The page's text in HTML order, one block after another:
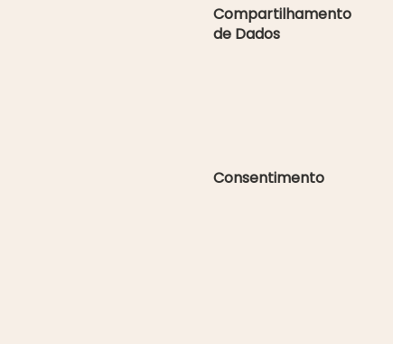
Compartilhamento
de Dados
Consentimento